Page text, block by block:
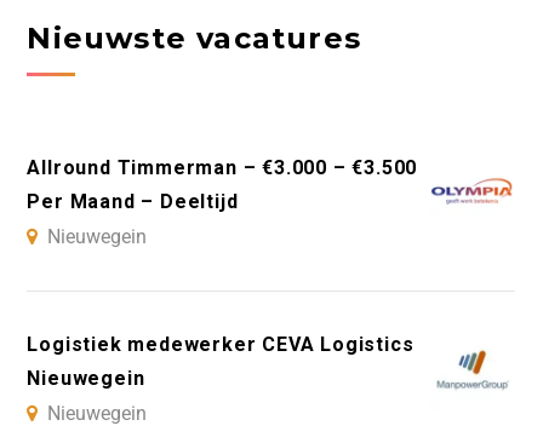
Nieuwste vacatures
Allround Timmerman – €3.000 – €3.500
Per Maand – Deeltijd
Nieuwegein
Logistiek medewerker CEVA Logistics
Nieuwegein
Nieuwegein